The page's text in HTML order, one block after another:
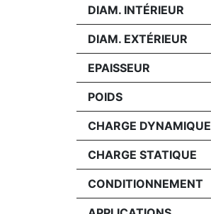
DIAM. INTÉRIEUR
DIAM. EXTÉRIEUR
EPAISSEUR
POIDS
CHARGE DYNAMIQUE
CHARGE STATIQUE
CONDITIONNEMENT